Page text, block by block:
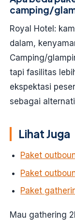
camping/
Royal Hotel:
dalam,
Camping/
tapi fasilitas
ekspektasi
sebagai
Lihat Juga
Paket
Paket
Paket
Mau gathering